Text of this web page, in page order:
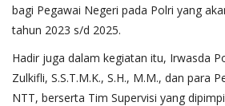
bagi Pegawai Negeri pada Polri yang
tahun 2023 s/d 2025.
Hadir juga dalam kegiatan itu, Irwasda
Zulkifli, S.S.T.M.K., S.H., M.M., dan para
NTT, berserta Tim Supervisi yang